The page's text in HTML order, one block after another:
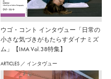
ウゴ・コント インタヴュー「日常の
小さな気づきがもたらすダイナミズ
ム」【IMA Vol.38特集】
ARTICLES ／ インタヴュー